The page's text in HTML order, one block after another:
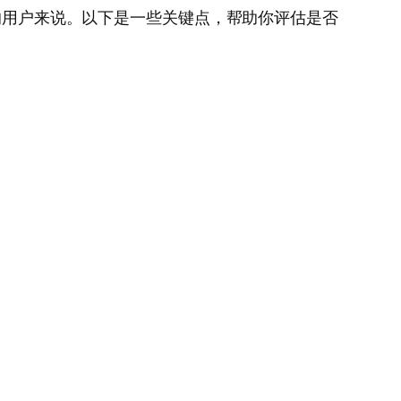
户来说。以下是一些关键点，帮助你评估是否